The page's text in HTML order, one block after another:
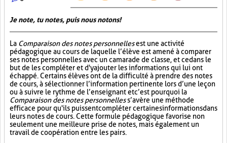
Je note, tu notes, puis nous notons!
La Comparaison des notes personnellesest une activité
pédagogique au cours de laquelle l’élève est amené à comparer
ses notes personnelles avec un camarade de classe, et ce dans le
but de les compléter et d'y ajouter les informations qui lui ont
échappé. Certains élèves ont de la difficulté à prendre des notes
de cours, à sélectionner l’information pertinente lors d’une leçon
ou à suivre le rythme de l’enseignant et c’est pourquoi la
Comparaison des notes personnelless’avère une méthode
efficace pour qu'ils puissent compléter certaines informations dans
leurs notes de cours. Cette formule pédagogique favorise non
seulement une meilleure prise de notes, mais également un
travail de coopération entre les pairs.